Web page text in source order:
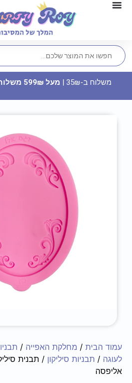
משלוח ב-35₪ | מעל 599₪ משלוח חינם או איסוף עצמי
עמוד הבית / מחלקת האפייה /
לעוגה / תבניות סיליקון / תבנית
אליפסה